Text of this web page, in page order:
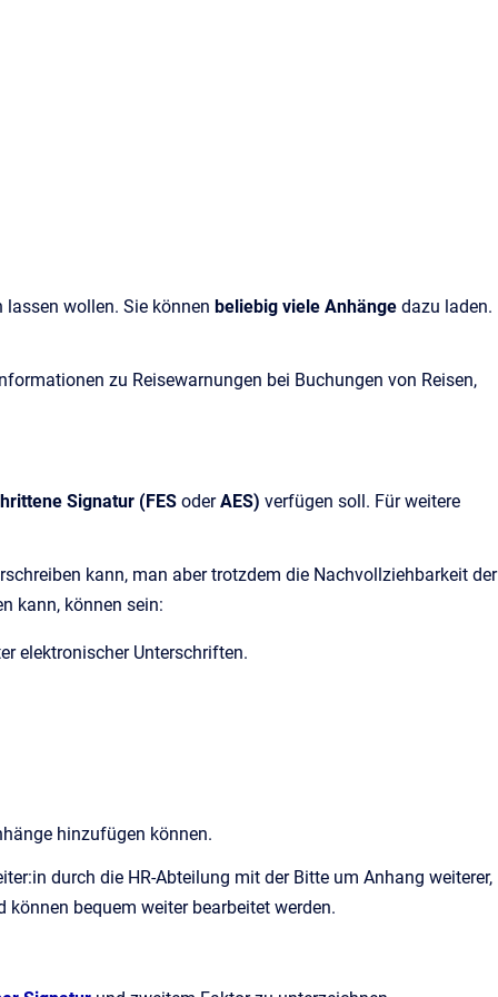
wollen. Sie können beliebig viele Anhänge dazu laden.
zu Reisewarnungen bei Buchungen von Reisen,
Signatur (FES oderAES) verfügen soll. Für weitere
kann, man aber trotzdem die Nachvollziehbarkeit der
kann, können sein:
elektronischer Unterschriften.
hinzufügen können.
durch die HR-Abteilung mit der Bitte um Anhang weiterer,
bequem weiter bearbeitet werden.